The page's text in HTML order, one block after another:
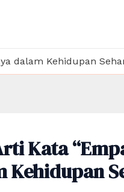
dalam Kehidupan
Kata
Kehidupan